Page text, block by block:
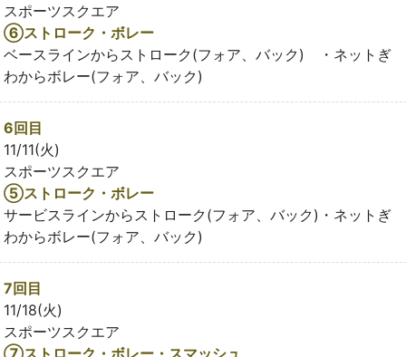
スポーツスクエア
⑥ストローク・ボレー
ベースラインからストローク(フォア、バック) ・ネットぎ
わからボレー(フォア、バック)
6回目
11/11(火)
スポーツスクエア
⑤ストローク・ボレー
サービスラインからストローク(フォア、バック)・ネットぎ
わからボレー(フォア、バック)
7回目
11/18(火)
スポーツスクエア